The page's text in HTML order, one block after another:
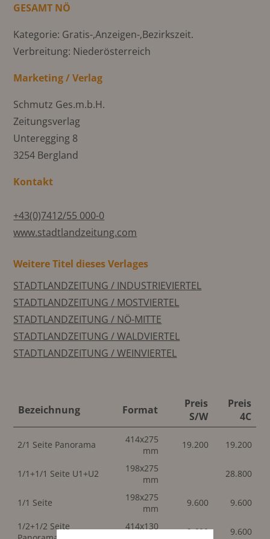
GESAMT NÖ
Kategorie: Gratis-,Anzeigen-,Bezirkszeit.
Verbreitung: Niederösterreich
Marketing / Verlag
Schmutz Ges.m.b.H.
Zeitungsverlag
Unteregging 8
3254 Bergland
Kontakt
+43(0)7412/55 000-0
www.stadtlandzeitung.com
Weitere Titel dieses Verlages
STADTLANDZEITUNG / INDUSTRIEVIERTEL
STADTLANDZEITUNG / MOSTVIERTEL
STADTLANDZEITUNG / NÖ-MITTE
STADTLANDZEITUNG / WALDVIERTEL
STADTLANDZEITUNG / WEINVIERTEL
Bezeichnung Format
Preis
S/W
Preis
4C
2/1 Seite Panorama
414x275
mm
19.200 19.200
1/1+1/1 Seite U1+U2
198x275
mm
28.800
1/1 Seite
198x275
mm
9.600 9.600
1/2+1/2 Seite
414x130
9.600 9.600